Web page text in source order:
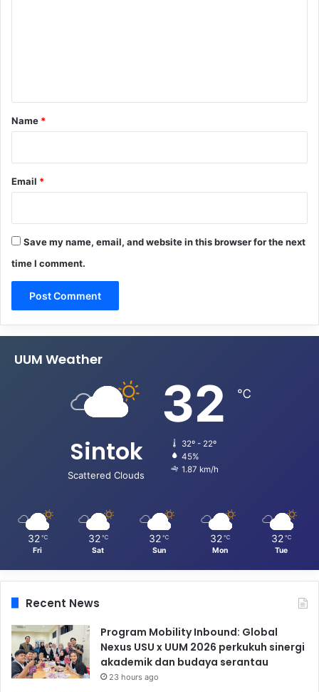
*
Name *
Email *
Save my name, email, and website in this browser for the next
time I comment.
UUM Weather
Sintok
Scattered Clouds
32 ℃
32º - 22º
45%
1.87 km/h
32 ℃
Fri
32 ℃
Sat
32 ℃
Sun
32 ℃
Mon
32 ℃
Tue
Recent News
Program Mobility Inbound: Global
Nexus USU x UUM 2026 perkukuh sinergi
akademik dan budaya serantau
23 hours ago